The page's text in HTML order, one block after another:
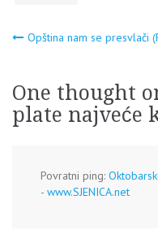
članaka
Opština nam se presvlači
One thought
plate najveće
Povratni ping:
- www.SJENICA.net